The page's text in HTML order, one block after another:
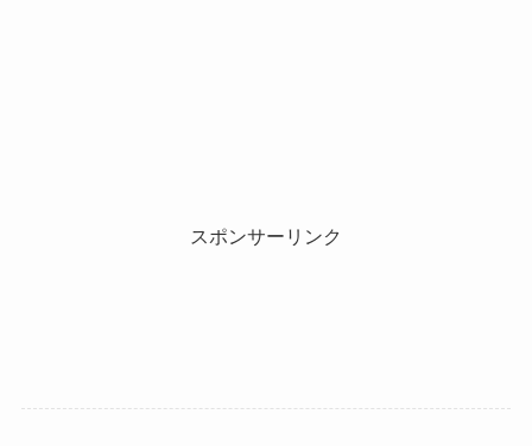
スポンサーリンク